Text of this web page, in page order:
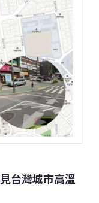
核能建設最大的
忽略的「非經濟
以及核武擴散風
卻
台灣城市高溫